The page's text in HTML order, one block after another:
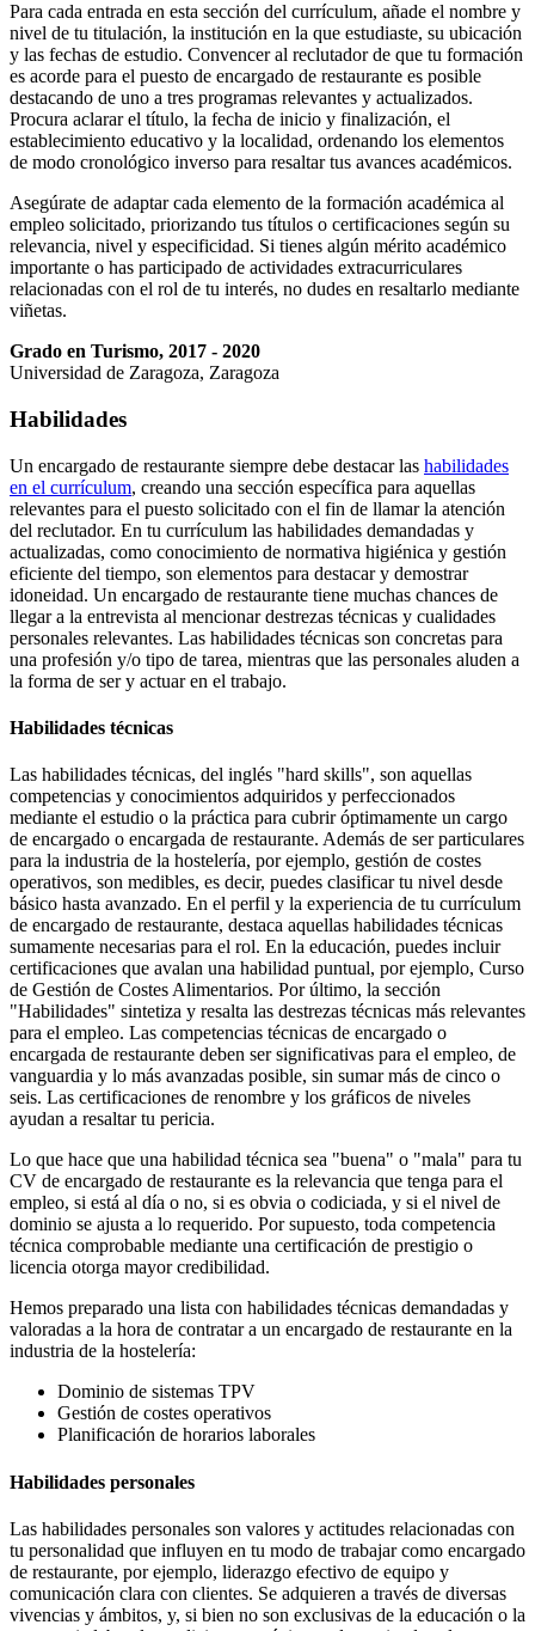
Para cada entrada en esta sección del currículum, añade el nombre y
nivel de tu titulación, la institución en la que estudiaste, su ubicación
y las fechas de estudio. Convencer al reclutador de que tu formación
es acorde para el puesto de encargado de restaurante es posible
destacando de uno a tres programas relevantes y actualizados.
Procura aclarar el título, la fecha de inicio y finalización, el
establecimiento educativo y la localidad, ordenando los elementos
de modo cronológico inverso para resaltar tus avances académicos.
Asegúrate de adaptar cada elemento de la formación académica al
empleo solicitado, priorizando tus títulos o certificaciones según su
relevancia, nivel y especificidad. Si tienes algún mérito académico
importante o has participado de actividades extracurriculares
relacionadas con el rol de tu interés, no dudes en resaltarlo mediante
viñetas.
Grado en Turismo, 2017 - 2020
Universidad de Zaragoza, Zaragoza
Habilidades
Un encargado de restaurante siempre debe destacar las habilidades
en el currículum, creando una sección específica para aquellas
relevantes para el puesto solicitado con el fin de llamar la atención
del reclutador. En tu currículum las habilidades demandadas y
actualizadas, como conocimiento de normativa higiénica y gestión
eficiente del tiempo, son elementos para destacar y demostrar
idoneidad. Un encargado de restaurante tiene muchas chances de
llegar a la entrevista al mencionar destrezas técnicas y cualidades
personales relevantes. Las habilidades técnicas son concretas para
una profesión y/o tipo de tarea, mientras que las personales aluden a
la forma de ser y actuar en el trabajo.
Habilidades técnicas
Las habilidades técnicas, del inglés "hard skills", son aquellas
competencias y conocimientos adquiridos y perfeccionados
mediante el estudio o la práctica para cubrir óptimamente un cargo
de encargado o encargada de restaurante. Además de ser particulares
para la industria de la hostelería, por ejemplo, gestión de costes
operativos, son medibles, es decir, puedes clasificar tu nivel desde
básico hasta avanzado. En el perfil y la experiencia de tu currículum
de encargado de restaurante, destaca aquellas habilidades técnicas
sumamente necesarias para el rol. En la educación, puedes incluir
certificaciones que avalan una habilidad puntual, por ejemplo, Curso
de Gestión de Costes Alimentarios. Por último, la sección
"Habilidades" sintetiza y resalta las destrezas técnicas más relevantes
para el empleo. Las competencias técnicas de encargado o
encargada de restaurante deben ser significativas para el empleo, de
vanguardia y lo más avanzadas posible, sin sumar más de cinco o
seis. Las certificaciones de renombre y los gráficos de niveles
ayudan a resaltar tu pericia.
Lo que hace que una habilidad técnica sea "buena" o "mala" para tu
CV de encargado de restaurante es la relevancia que tenga para el
empleo, si está al día o no, si es obvia o codiciada, y si el nivel de
dominio se ajusta a lo requerido. Por supuesto, toda competencia
técnica comprobable mediante una certificación de prestigio o
licencia otorga mayor credibilidad.
Hemos preparado una lista con habilidades técnicas demandadas y
valoradas a la hora de contratar a un encargado de restaurante en la
industria de la hostelería:
Dominio de sistemas TPV
Gestión de costes operativos
Planificación de horarios laborales
Habilidades personales
Las habilidades personales son valores y actitudes relacionadas con
tu personalidad que influyen en tu modo de trabajar como encargado
de restaurante, por ejemplo, liderazgo efectivo de equipo y
comunicación clara con clientes. Se adquieren a través de diversas
vivencias y ámbitos, y, si bien no son exclusivas de la educación o la